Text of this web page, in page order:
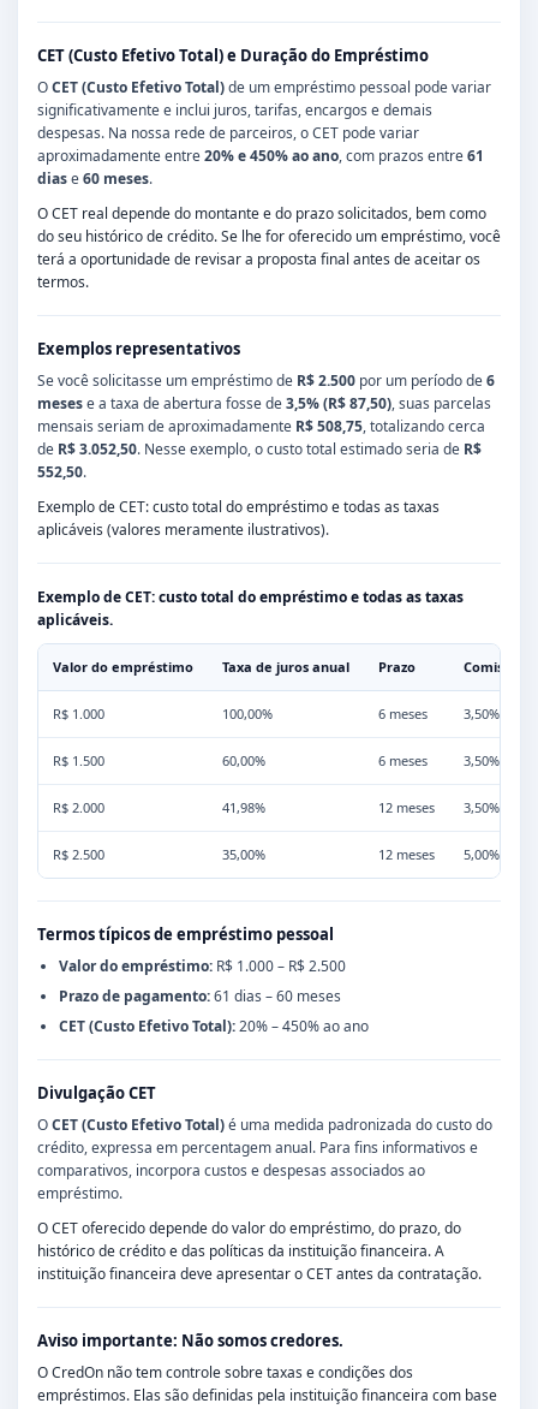
CET (Custo Efetivo Total) e Duração do Empréstimo
OCET (Custo Efetivo Total)de um empréstimo pessoal pode variar
significativamente e inclui juros, tarifas, encargos e demais
despesas. Na nossa rede de parceiros, o CET pode variar
aproximadamente entre20% e 450% ao ano, com prazos entre61
diase60 meses.
O CET real depende do montante e do prazo solicitados, bem como
do seu histórico de crédito. Se lhe for oferecido um empréstimo, você
terá a oportunidade de revisar a proposta final antes de aceitar os
termos.
Exemplos representativos
Se você solicitasse um empréstimo de R$ 2.500 por um período de6
mesese a taxa de abertura fosse de3,5% (R$ 87,50), suas parcelas
mensais seriam de aproximadamente R$ 508,75, totalizando cerca
de R$ 3.052,50. Nesse exemplo, o custo total estimado seria de R$
552,50.
Exemplo de CET: custo total do empréstimo e todas as taxas
aplicáveis (valores meramente ilustrativos).
Exemplo de CET: custo total do empréstimo e todas as taxas
aplicáveis.
Valor do empréstimo Taxa de juros anual Prazo Comissão
R$ 1.000 100,00% 6 meses 3,50%
R$ 1.500 60,00% 6 meses 3,50%
R$ 2.000 41,98% 12 meses 3,50%
R$ 2.500 35,00% 12 meses 5,00%
Termos típicos de empréstimo pessoal
Valor do empréstimo: R$ 1.000 – R$ 2.500
Prazo de pagamento:61 dias – 60 meses
CET (Custo Efetivo Total):20% – 450% ao ano
Divulgação CET
OCET (Custo Efetivo Total)é uma medida padronizada do custo do
crédito, expressa em percentagem anual. Para fins informativos e
comparativos, incorpora custos e despesas associados ao
empréstimo.
O CET oferecido depende do valor do empréstimo, do prazo, do
histórico de crédito e das políticas da instituição financeira. A
instituição financeira deve apresentar o CET antes da contratação.
Aviso importante: Não somos credores.
O CredOn não tem controle sobre taxas e condições dos
empréstimos. Elas são definidas pela instituição financeira com base